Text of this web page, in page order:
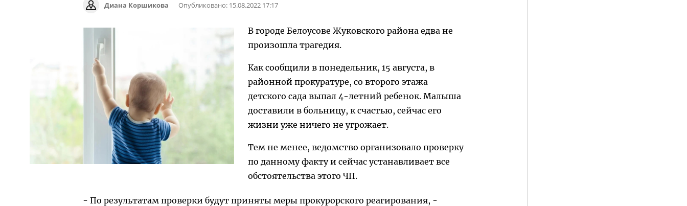
Диана Коршикова Опубликовано: 15.08.2022 17:17
В городе Белоусове Жуковского района едва не
произошла трагедия.
Как сообщили в понедельник, 15 августа, в
районной прокуратуре, со второго этажа
детского сада выпал 4-летний ребенок. Малыша
доставили в больницу, к счастью, сейчас его
жизни уже ничего не угрожает.
Тем не менее, ведомство организовало проверку
по данному факту и сейчас устанавливает все
обстоятельства этого ЧП.
- По результатам проверки будут приняты меры прокурорского реагирования, -